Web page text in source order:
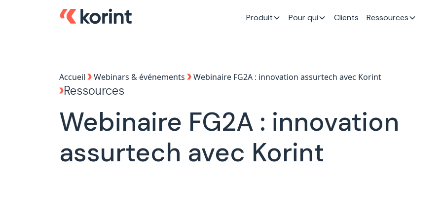
Produit Pour qui Clients Ressources
Accueil Webinars & événements Webinaire FG2A : innovation assurtech avec Korint
Ressources
Webinaire FG2A : innovation
assurtech avec Korint